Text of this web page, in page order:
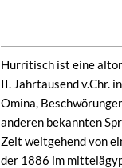
Hurritisch ist eine
II. Jahrtausend v.Chr.
Omina,
anderen bekannten
Zeit weitgehend von
der 1886 im